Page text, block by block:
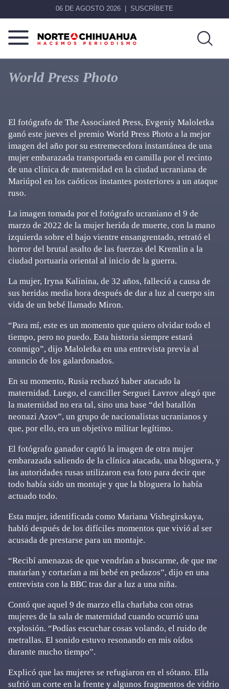
06 DE AGOSTO 2026 SUSCRÍBETE
Norte
De
Chihuahua
Más
que
noticias,
World Press Photo
El fotógrafo de The Associated Press, Evgeniy Maloletka
ganó este jueves el premio World Press Photo a la mejor
imagen del año por su estremecedora instantánea de una
mujer embarazada transportada en camilla por el recinto
de una clínica de maternidad en la ciudad ucraniana de
Mariúpol en los caóticos instantes posteriores a un ataque
ruso.
La imagen tomada por el fotógrafo ucraniano el 9 de
marzo de 2022 de la mujer herida de muerte, con la mano
izquierda sobre el bajo vientre ensangrentado, retrató el
horror del brutal asalto de las fuerzas del Kremlin a la
ciudad portuaria oriental al inicio de la guerra.
La mujer, Iryna Kalinina, de 32 años, falleció a causa de
sus heridas media hora después de dar a luz al cuerpo sin
vida de un bebé llamado Miron.
“Para mí, este es un momento que quiero olvidar todo el
tiempo, pero no puedo. Esta historia siempre estará
conmigo”, dijo Maloletka en una entrevista previa al
anuncio de los galardonados.
En su momento, Rusia rechazó haber atacado la
maternidad. Luego, el canciller Serguei Lavrov alegó que
la maternidad no era tal, sino una base “del batallón
neonazi Azov”, un grupo de nacionalistas ucranianos y
que, por ello, era un objetivo militar legítimo.
El fotógrafo ganador captó la imagen de otra mujer
embarazada saliendo de la clínica atacada, una bloguera, y
las autoridades rusas utilizaron esa foto para decir que
todo había sido un montaje y que la bloguera lo había
actuado todo.
Esta mujer, identificada como Mariana Vishegirskaya,
habló después de los difíciles momentos que vivió al ser
acusada de prestarse para un montaje.
“Recibí amenazas de que vendrían a buscarme, de que me
matarían y cortarían a mi bebé en pedazos”, dijo en una
entrevista con la BBC tras dar a luz a una niña.
Contó que aquel 9 de marzo ella charlaba con otras
mujeres de la sala de maternidad cuando ocurrió una
explosión. “Podías escuchar cosas volando, el ruido de
metrallas. El sonido estuvo resonando en mis oídos
durante mucho tiempo”.
Explicó que las mujeres se refugiaron en el sótano. Ella
sufrió un corte en la frente y algunos fragmentos de vidrio